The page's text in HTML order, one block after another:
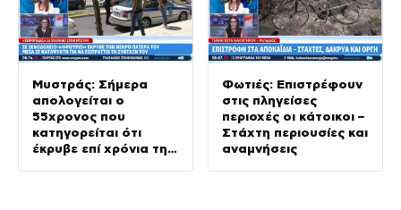
Μυστράς: Σήμερα
απολογείται ο
55χρονος που
κατηγορείται ότι
έκρυβε επί χρόνια τη
Φωτιές: Επιστρέφουν
στις πληγείσες
περιοχές οι κάτοικοι –
Στάχτη περιουσίες και
αναμνήσεις